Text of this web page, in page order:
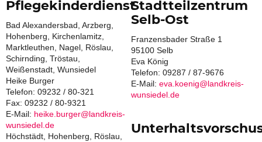
Pflegekinderdienst
Bad Alexandersbad, Arzberg,
Hohenberg, Kirchenlamitz,
Marktleuthen, Nagel, Röslau,
Schirnding, Tröstau,
Weißenstadt, Wunsiedel
Heike Burger
Telefon: 09232 / 80-321
Fax: 09232 / 80-9321
E-Mail: heike.burger@landkreis-
wunsiedel.de
Höchstädt, Hohenberg, Röslau,
Stadtteilzentrum
Selb-Ost
Franzensbader Straße 1
95100 Selb
Eva König
Telefon: 09287 / 87-9676
E-Mail: eva.koenig@landkreis-
wunsiedel.de